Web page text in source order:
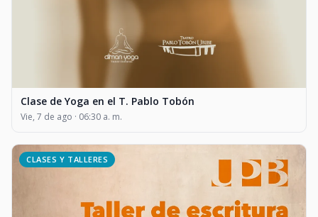
Clase de Yoga en el T. Pablo Tobón
Vie, 7 de ago · 06:30 a. m.
CLASES Y TALLERES